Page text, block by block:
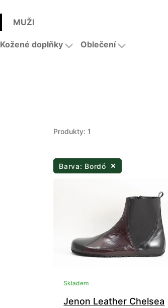
Kožené doplňky Oblečení
MUŽI
Produkty: 1
Barva: Bordó
Skladem
Jenon Leather Chelsea